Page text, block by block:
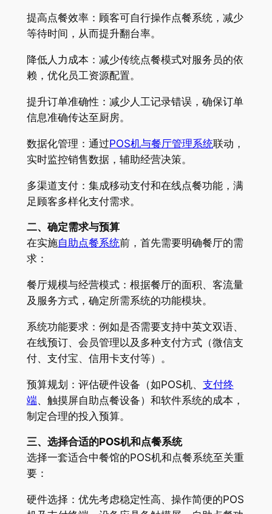
提高点餐效率：顾客可自行操作点餐系统，减少
等待时间，从而提升翻台率。
降低人力成本：减少传统点餐模式对服务员的依
赖，优化员工资源配置。
提升订单准确性：减少人工记录错误，确保订单
信息准确传达至厨房。
数据化管理：通过POS机与餐厅管理系统联动，
实时监控销售数据，辅助经营决策。
多渠道支付：集成移动支付和在线点餐功能，满
足顾客多样化支付需求。
二、确定需求与预算
在实施自助点餐系统前，首先需要明确餐厅的需
求：
餐厅规模与经营模式：根据餐厅的面积、客流量
及服务方式，确定所需系统的功能模块。
系统功能要求：例如是否需要支持中英文双语、
在线预订、会员管理以及多种支付方式（微信支
付、支付宝、信用卡支付等）。
预算规划：评估硬件设备（如POS机、 支付终
端、触摸屏自助点餐设备）和软件系统的成本，
制定合理的投入预算。
三、选择合适的POS机和点餐系统
选择一套适合中餐馆的POS机和点餐系统至关重
要：
硬件选择：优先考虑稳定性高、操作简便的POS